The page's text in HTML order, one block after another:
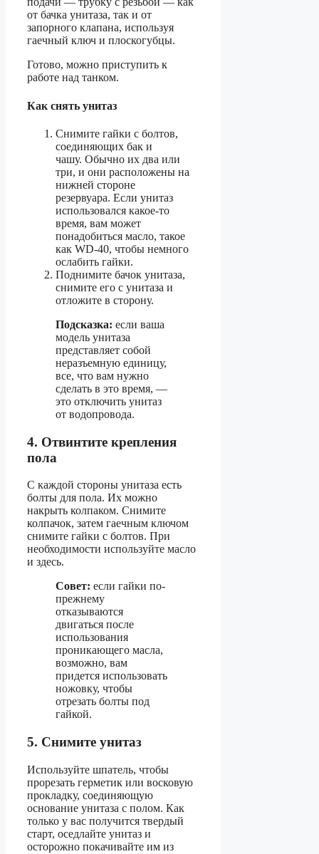
от бачка унитаза, так и от
запорного клапана, используя
гаечный ключ и плоскогубцы.
Готово, можно приступить к
работе над танком.
Как снять унитаз
Снимите гайки с болтов,
соединяющих бак и
чашу. Обычно их два или
три, и они расположены на
нижней стороне
резервуара. Если унитаз
использовался какое-то
время, вам может
понадобиться масло, такое
как WD-40, чтобы немного
ослабить гайки.
Поднимите бачок унитаза,
снимите его с унитаза и
отложите в сторону.
Подсказка: если ваша
модель унитаза
представляет собой
неразъемную единицу,
все, что вам нужно
сделать в это время, —
это отключить унитаз
от водопровода.
4. Отвинтите крепления
пола
С каждой стороны унитаза есть
болты для пола. Их можно
накрыть колпаком. Снимите
колпачок, затем гаечным ключом
снимите гайки с болтов. При
необходимости используйте масло
и здесь.
Совет: если гайки по-
прежнему
отказываются
двигаться после
использования
проникающего масла,
возможно, вам
придется использовать
ножовку, чтобы
отрезать болты под
гайкой.
5. Снимите унитаз
Используйте шпатель, чтобы
прорезать герметик или восковую
прокладку, соединяющую
основание унитаза с полом. Как
только у вас получится твердый
старт, оседлайте унитаз и
осторожно покачивайте им из